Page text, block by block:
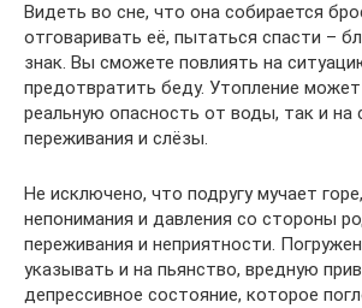
Видеть во сне, что она собирается
отговаривать её, пытаться спасти –
знак. Вы сможете повлиять на
предотвратить беду. Утопление
реальную опасность от воды, так и на
переживания и слёзы.
Не исключено, что подругу мучает
непонимания и давления со стороны
переживания и неприятности.
указывать и на пьянство, вредную
депрессивное состояние, которое